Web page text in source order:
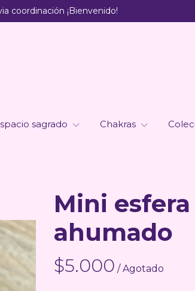
coordinación ¡Bienvenido!
sagrado Chakras
Mini
ahumado
$5.000 / Agotado